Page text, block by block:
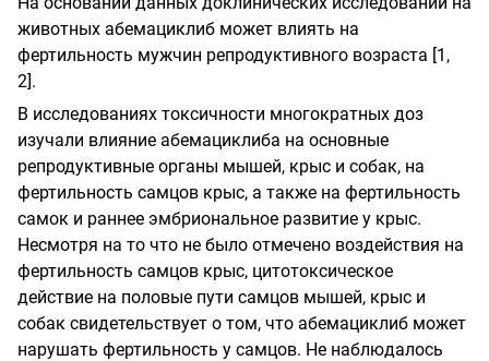
животных абемациклиб может влиять на
фертильность мужчин репродуктивного возраста [1,
2].
В исследованиях токсичности многократных доз
изучали влияние абемациклиба на основные
репродуктивные органы мышей, крыс и собак, на
фертильность самцов крыс, а также на фертильность
самок и раннее эмбриональное развитие у крыс.
Несмотря на то что не было отмечено воздействия на
фертильность самцов крыс, цитотоксическое
действие на половые пути самцов мышей, крыс и
собак свидетельствует о том, что абемациклиб может
нарушать фертильность у самцов. Не наблюдалось